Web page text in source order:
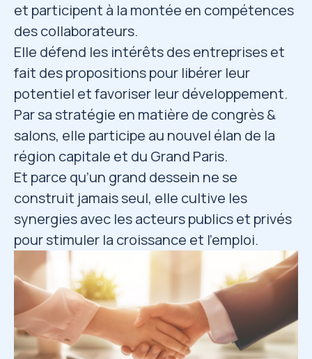
et participent à la montée en compétences
des collaborateurs.
Elle défend les intérêts des entreprises et
fait des propositions pour libérer leur
potentiel et favoriser leur développement.
Par sa stratégie en matière de congrès &
salons, elle participe au nouvel élan de la
région capitale et du Grand Paris.
Et parce qu’un grand dessein ne se
construit jamais seul, elle cultive les
synergies avec les acteurs publics et privés
pour stimuler la croissance et l’emploi.